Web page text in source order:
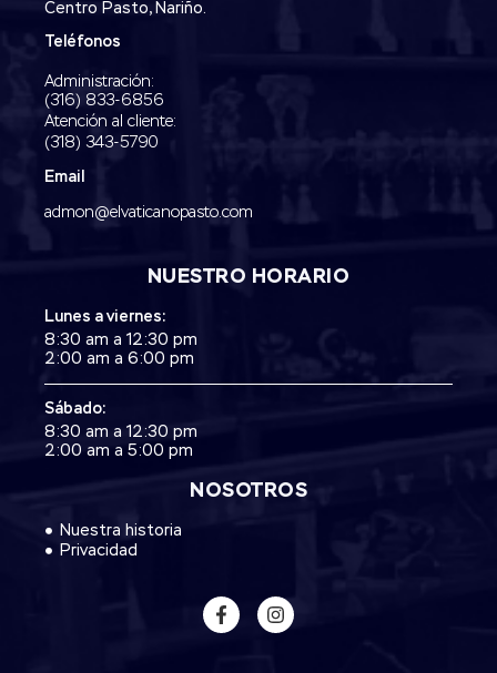
Centro Pasto, Nariño.
Teléfonos
Administración:
‭(316) 833-6856‬
Atención al cliente:
(318) 343-5790‬
Email
admon@elvaticanopasto.com
NOSOTROS
Nuestra historia
Privacidad
NUESTRO HORARIO
Lunes a viernes:
8:30 am a 12:30 pm
2:00 am a 6:00 pm
Sábado:
8:30 am a 12:30 pm
2:00 am a 5:00 pm